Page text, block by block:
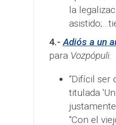
la
4.- Adiós a un
para Vozpópuli.
“Difícil ser
titulada
“Con el